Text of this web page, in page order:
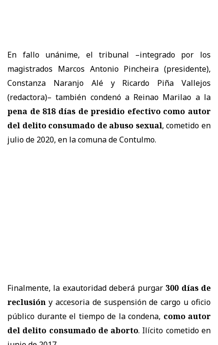
En fallo unánime, el tribunal –integrado por los
magistrados Marcos Antonio Pincheira (presidente),
Constanza Naranjo Alé y Ricardo Piña Vallejos
(redactora)– también condenó a Reinao Marilao a la
pena de 818 días de presidio efectivo como autor
del delito consumado de abuso sexual, cometido en
julio de 2020, en la comuna de Contulmo.
Finalmente, la exautoridad deberá purgar 300 días de
reclusión y accesoria de suspensión de cargo u oficio
público durante el tiempo de la condena, como autor
del delito consumado de aborto. Ilícito cometido en